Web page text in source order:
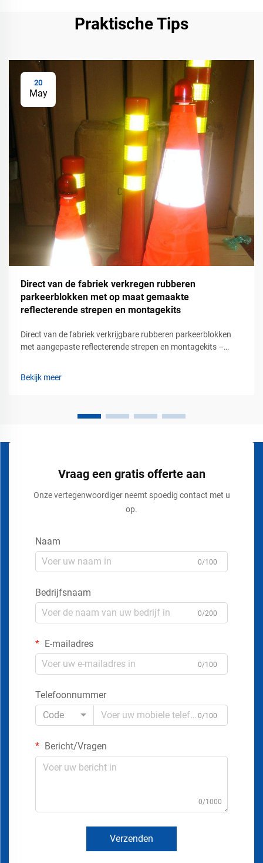
Praktische Tips
20
May
Direct van de fabriek verkregen rubberen
parkeerblokken met op maat gemaakte
reflecterende strepen en montagekits
Direct van de fabriek verkrijgbare rubberen parkeerblokken
met aangepaste reflecterende strepen en montagekits –
dan geschilderde lijnen en richtingsborden. Winkelcentra,
Bekijk meer
Vraag een gratis offerte aan
Onze vertegenwoordiger neemt spoedig contact met u
op.
Naam
0/100
Bedrijfsnaam
0/200
E-mailadres
0/100
Telefoonnummer
Code
0/100
Bericht/Vragen
0/1000
Verzenden